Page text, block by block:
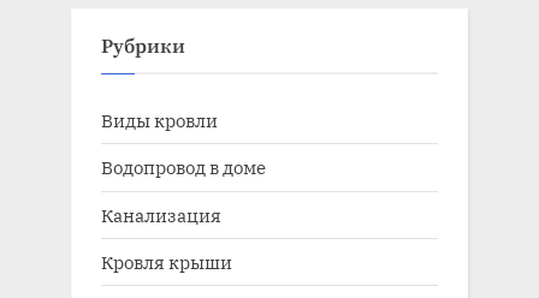
Рубрики
Виды кровли
Водопровод в доме
Канализация
Кровля крыши